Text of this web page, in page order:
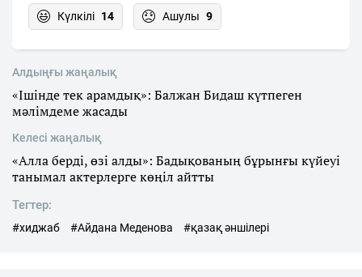
Күлкілі 14 Ашулы 9
Алдыңғы жаңалық
«Ішінде тек арамдық»: Балжан Бидаш күтпеген
мәлімдеме жасады
Келесі жаңалық
«Алла берді, өзі алды»: Бадықованың бұрынғы күйеуі
танымал актерлерге көңіл айтты
Тегтер:
#хиджаб #Айдана Меденова #қазақ әншілері